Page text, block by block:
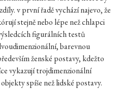
v první řadě vychází najevo, že
stejně nebo lépe než chlapci
figurálních testů
barevnou
ženské postavy, kdežto
vykazují trojdimenzionální
spíše než lidské postavy.